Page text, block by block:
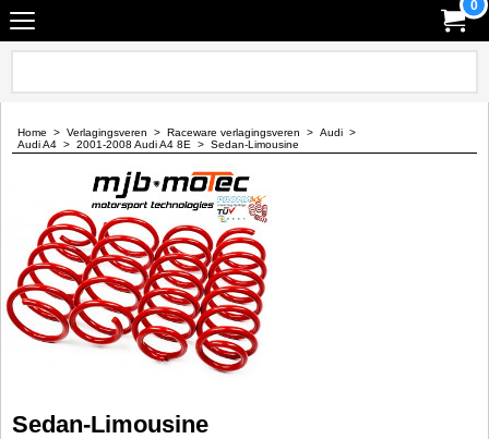
0
Home > Verlagingsveren > Raceware verlagingsveren > Audi >
Audi A4 > 2001-2008 Audi A4 8E > Sedan-Limousine
Sedan-Limousine